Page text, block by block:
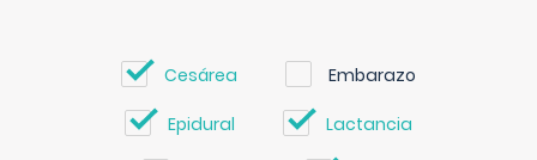
Cesárea Embarazo
Epidural Lactancia